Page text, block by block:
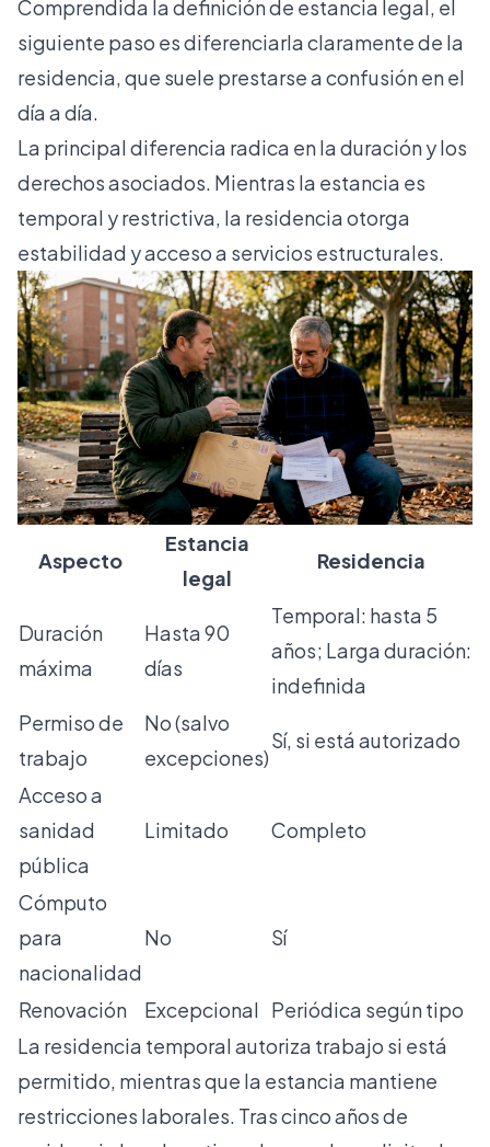
Comprendida la definición de estancia legal, el
siguiente paso es diferenciarla claramente de la
residencia, que suele prestarse a confusión en el
día a día.
La principal diferencia radica en la duración y los
derechos asociados. Mientras la estancia es
temporal y restrictiva, la residencia otorga
estabilidad y acceso a servicios estructurales.
Aspecto
Estancia
legal
Residencia
Duración
máxima
Hasta 90
días
Temporal: hasta 5
años; Larga duración:
indefinida
Permiso de
trabajo
No (salvo
excepciones)
Sí, si está autorizado
Acceso a
sanidad
pública
Limitado Completo
Cómputo
para
nacionalidad
No Sí
Renovación Excepcional Periódica según tipo
La residencia temporal autoriza trabajo si está
permitido, mientras que la estancia mantiene
restricciones laborales. Tras cinco años de